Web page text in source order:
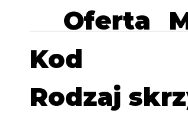
Oferta
Kod
Rodzaj